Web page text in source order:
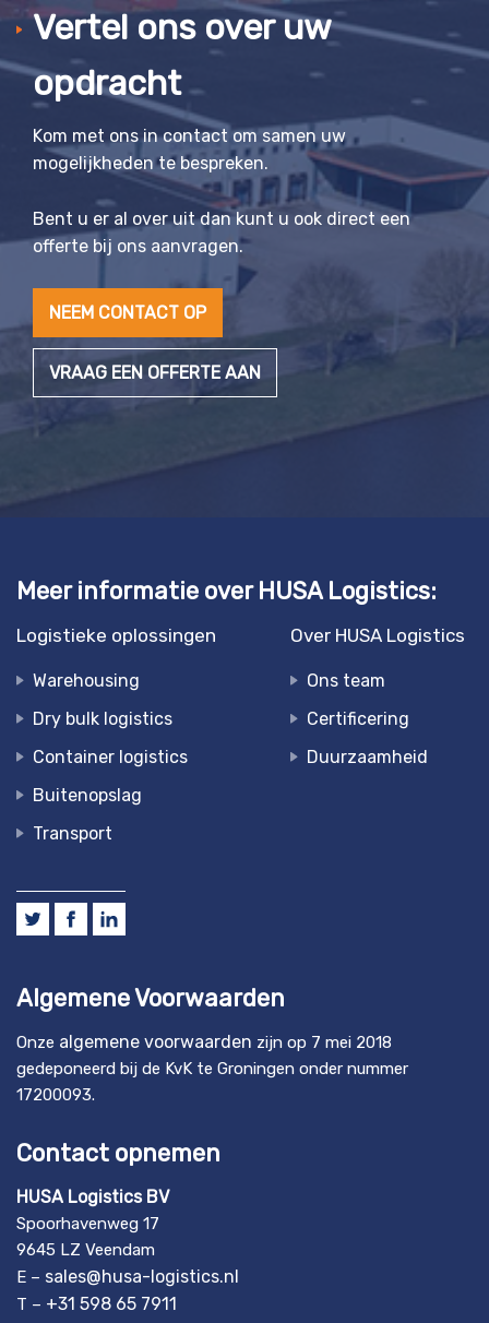
Vertel ons over uw
opdracht
Kom met ons in contact om samen uw
mogelijkheden te bespreken.
Bent u er al over uit dan kunt u ook direct een
offerte bij ons aanvragen.
NEEM CONTACT OP
VRAAG EEN OFFERTE AAN
Meer informatie over HUSA Logistics:
Logistieke oplossingen
Warehousing
Dry bulk logistics
Container logistics
Buitenopslag
Transport
Over HUSA Logistics
Ons team
Certificering
Duurzaamheid
Algemene Voorwaarden
Onze algemene voorwaarden zijn op 7 mei 2018
gedeponeerd bij de KvK te Groningen onder nummer
17200093.
Contact opnemen
HUSA Logistics BV
Spoorhavenweg 17
9645 LZ Veendam
E – sales@husa-logistics.nl
T – +31 598 65 7911